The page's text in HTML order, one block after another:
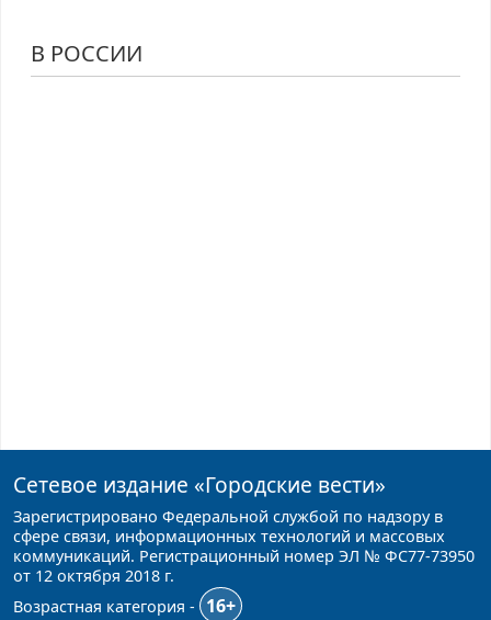
В РОССИИ
Сетевое издание «Городские вести»
Зарегистрировано Федеральной службой по надзору в
сфере связи, информационных технологий и массовых
коммуникаций. Регистрационный номер ЭЛ № ФС77-73950
от 12 октября 2018 г.
Возрастная категория -
16+